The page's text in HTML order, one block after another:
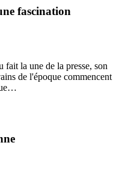
fascination
la une de la presse, son
de l'époque commencent
…